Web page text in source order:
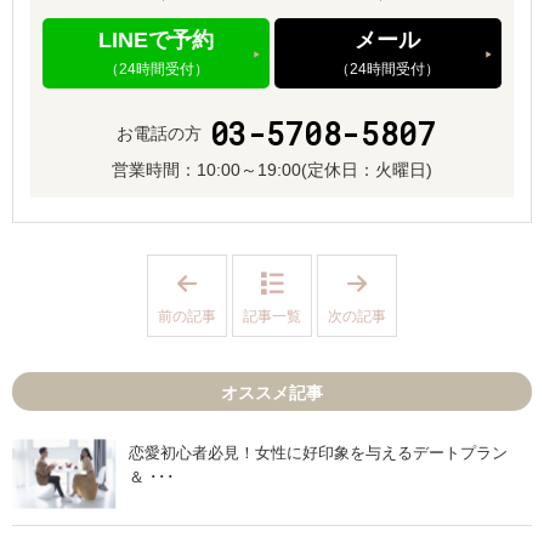
LINEで予約
（24時間受付）
メール
（24時間受付）
お電話の方 03-5708-5807
営業時間： 10:00～19:00(定休日：火曜日)
婚
談
所
連
I
B
前の記事 記事一覧
タ
ン
の
銀
座
次の記事
オススメ記事
恋愛初心者必見！女性に好印象を与えるデートプラン
＆ ･･･